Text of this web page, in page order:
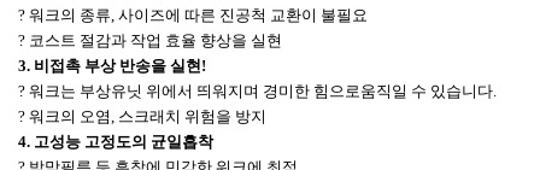
? 워크의 종류, 사이즈에 따른 진공척 교환이 불필요
? 코스트 절감과 작업 효율 향상을 실현
3. 비접촉 부상 반송을 실현!
? 워크는 부상유닛 위에서 띄워지며 경미한 힘으로움직일 수 있습니다.
? 워크의 오염, 스크래치 위험을 방지
4. 고성능 고정도의 균일흡착